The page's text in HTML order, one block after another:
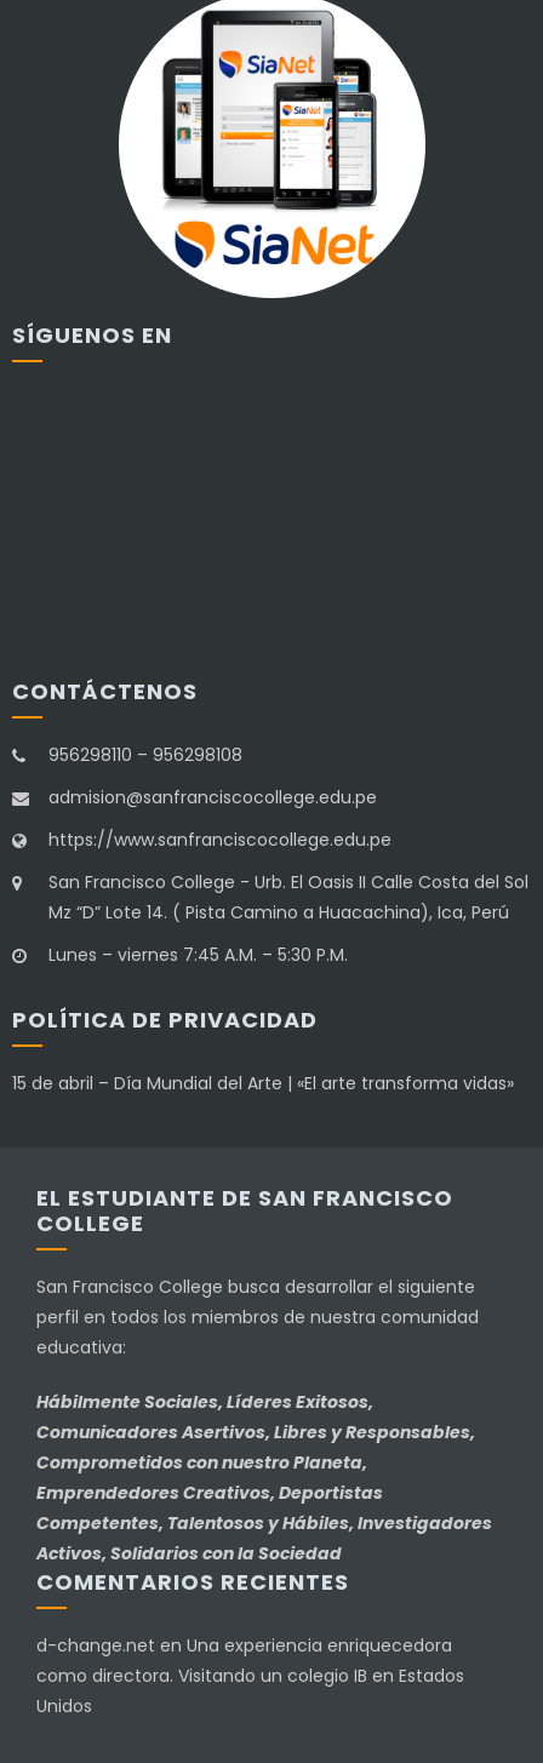
SÍGUENOS EN
CONTÁCTENOS
956298110 – 956298108
admision@sanfranciscocollege.edu.pe
https://www.sanfranciscocollege.edu.pe
San Francisco College - Urb. El Oasis II Calle Costa del Sol
Mz “D” Lote 14. ( Pista Camino a Huacachina), Ica, Perú
Lunes – viernes 7:45 A.M. – 5:30 P.M.
POLÍTICA DE PRIVACIDAD
15 de abril – Día Mundial del Arte | «El arte transforma vidas»
EL ESTUDIANTE DE SAN FRANCISCO
COLLEGE
San Francisco College busca desarrollar el siguiente
perfil en todos los miembros de nuestra comunidad
educativa:
Hábilmente Sociales, Líderes Exitosos,
Comunicadores Asertivos, Libres y Responsables,
Comprometidos con nuestro Planeta,
Emprendedores Creativos, Deportistas
Competentes, Talentosos y Hábiles, Investigadores
Activos, Solidarios con la Sociedad
COMENTARIOS RECIENTES
d-change.net en Una experiencia enriquecedora
como directora. Visitando un colegio IB en Estados
Unidos